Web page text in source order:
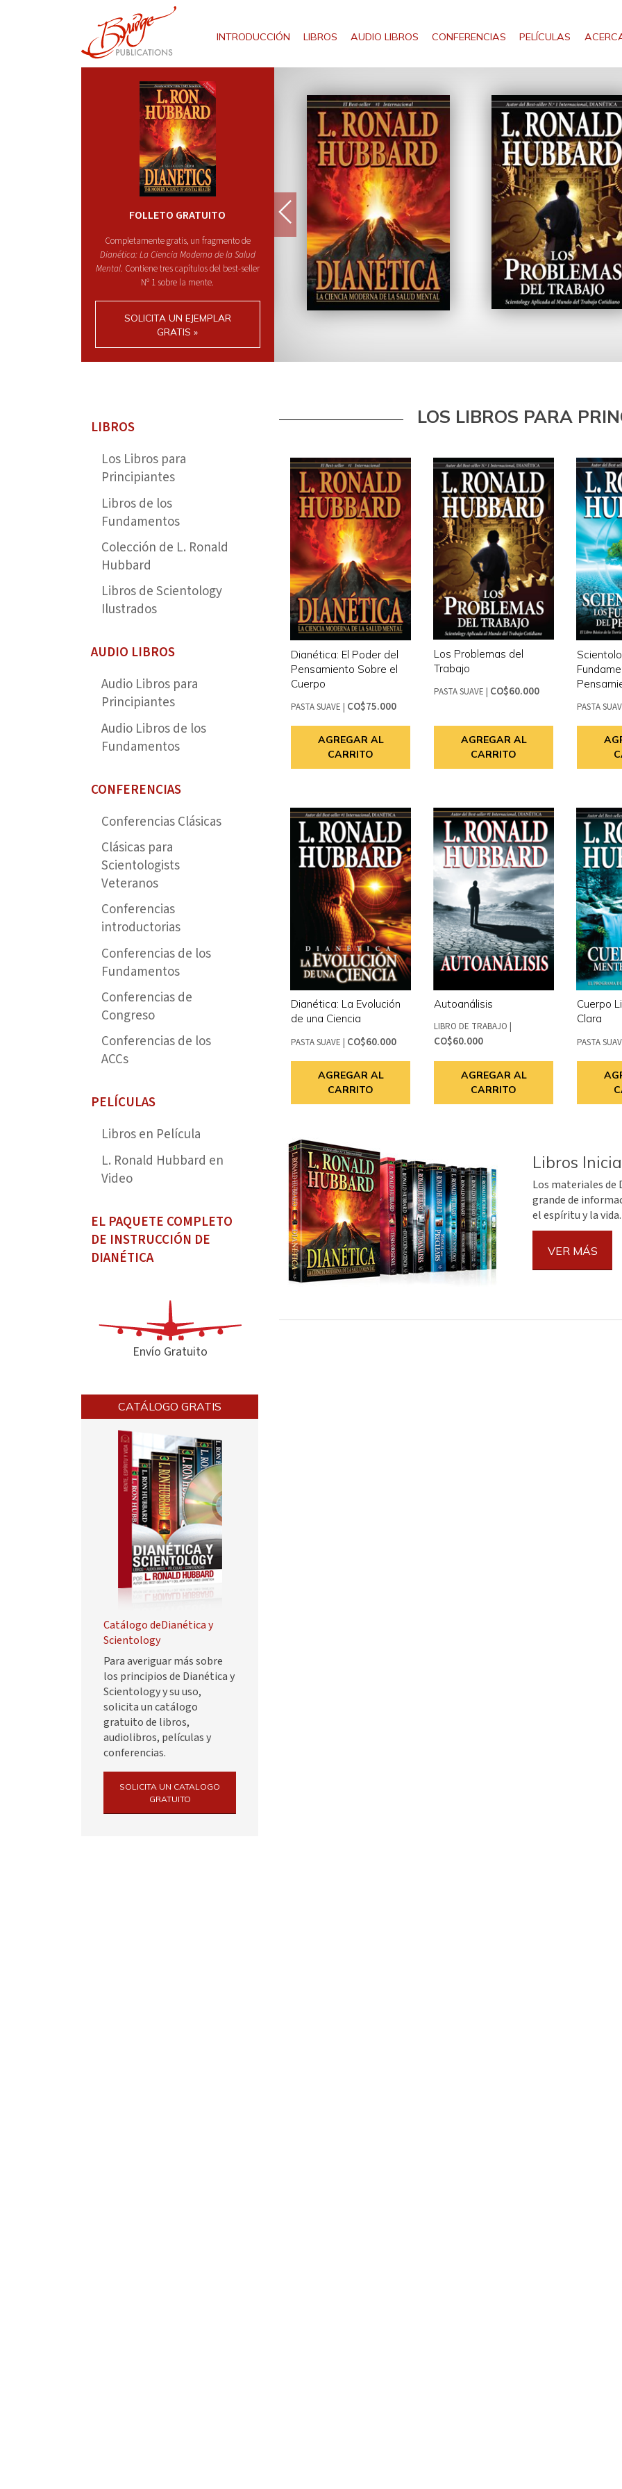
INTRODUCCIÓN LIBROS AUDIO LIBROS CONFERENCIAS PELÍCULAS
FOLLETO GRATUITO
Completamente gratis, un fragmento de
Dianética: La Ciencia Moderna de la Salud
Mental. Contiene tres capítulos del best-seller
Nº 1 sobre la mente.
SOLICITA UN EJEMPLAR
GRATIS »
LIBROS
Los Libros para
Principiantes
Libros de los
Fundamentos
Colección de L. Ronald
Hubbard
Libros de Scientology
Ilustrados
AUDIO LIBROS
Audio Libros para
Principiantes
Audio Libros de los
Fundamentos
CONFERENCIAS
Conferencias Clásicas
Clásicas para
Scientologists
Veteranos
Conferencias
introductorias
Conferencias de los
Fundamentos
Conferencias de
Congreso
Conferencias de los
ACCs
PELÍCULAS
Libros en Película
L. Ronald Hubbard en
Video
EL PAQUETE COMPLETO
DE INSTRUCCIÓN DE
DIANÉTICA
Envío Gratuito
CATÁLOGO GRATIS
Catálogo deDianética y
Scientology
Para averiguar más sobre
los principios de Dianética y
Scientology y su uso,
solicita un catálogo
gratuito de libros,
audiolibros, películas y
conferencias.
SOLICITA UN CATALOGO
GRATUITO
LOS LIBROS PARA
Dianética: El Poder del
Pensamiento Sobre el
Cuerpo
PASTA SUAVE | CO$75.000
AGREGAR AL
CARRITO
Los Problemas del
Trabajo
PASTA SUAVE | CO$60.000
AGREGAR AL
CARRITO
PASTA
Dianética: La Evolución
de una Ciencia
PASTA SUAVE | CO$60.000
AGREGAR AL
CARRITO
Autoanálisis
LIBRO DE TRABAJO |
CO$60.000
AGREGAR AL
CARRITO
Cuerpo
Clara
PASTA
Libros
Los materiales de
grande de
el espíritu y la vida.
VER MÁS